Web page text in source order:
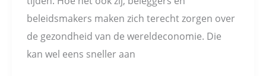
beleidsmakers maken zich terecht zorgen over
de gezondheid van de wereldeconomie. Die
kan wel eens sneller aan